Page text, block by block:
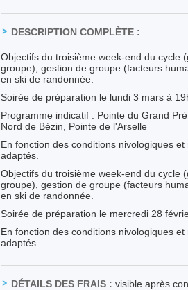
DESCRIPTION COMPLÈTE :
Objectifs du troisième week-end du cycle
groupe), gestion de groupe (facteurs
en ski de randonnée.
Soirée de préparation le lundi 3 mars à
Programme indicatif : Pointe du Grand
Nord de Bézin, Pointe de l'Arselle
En fonction des conditions nivologiques
adaptés.
Objectifs du troisième week-end du cycle
groupe), gestion de groupe (facteurs
en ski de randonnée.
Soirée de préparation le mercredi 28
En fonction des conditions nivologiques
adaptés.
DÉTAILS DES FRAIS : visible après